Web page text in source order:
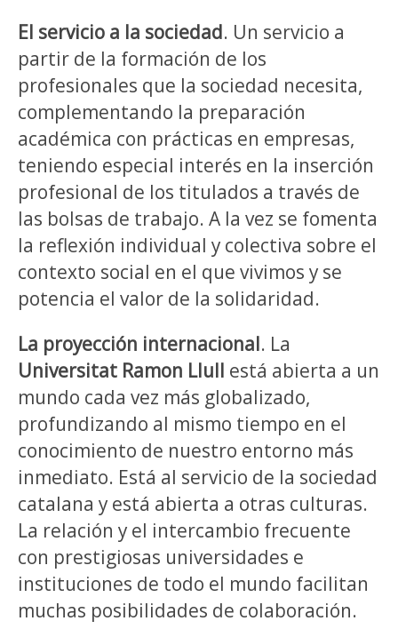
El servicio a la sociedad. Un servicio a
partir de la formación de los
profesionales que la sociedad necesita,
complementando la preparación
académica con prácticas en empresas,
teniendo especial interés en la inserción
profesional de los titulados a través de
las bolsas de trabajo. A la vez se fomenta
la reflexión individual y colectiva sobre el
contexto social en el que vivimos y se
potencia el valor de la solidaridad.
La proyección internacional. La
Universitat Ramon Llull está abierta a un
mundo cada vez más globalizado,
profundizando al mismo tiempo en el
conocimiento de nuestro entorno más
inmediato. Está al servicio de la sociedad
catalana y está abierta a otras culturas.
La relación y el intercambio frecuente
con prestigiosas universidades e
instituciones de todo el mundo facilitan
muchas posibilidades de colaboración.